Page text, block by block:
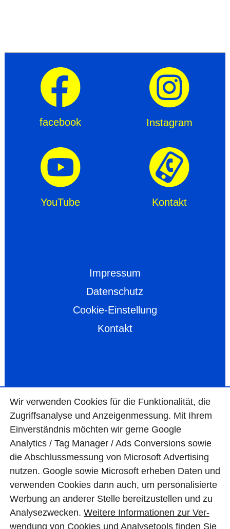
facebook Instagram
YouTube Kontakt
Impressum
Datenschutz
Cookie-Einstellung
Kontakt
Wir ver­wen­den Cookies für die Funktio­na­lität, die
Zugriffs­ana­lyse und Anzei­gen­mes­sung. Mit Ihrem
Ein­ver­ständ­nis möchten wir gerne Google
Analytics / Tag Manager / Ads Con­ver­sions sowie
die Abschluss­mes­sung von Micro­soft Adver­tising
nutzen. Google sowie Micro­soft erheben Daten und
ver­wen­den Cookies dann auch, um perso­nali­sierte
Wer­bung an ande­rer Stelle bereit­zu­stel­len und zu
Ana­lyse­zwecken. Wei­tere Infor­matio­nen zur Ver­
wen­dung von Cookies und Ana­lyse­tools fin­den Sie